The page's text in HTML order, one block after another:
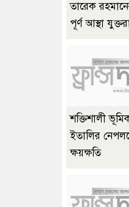
তারেক
পূর্ণ আস্থা
শক্তিশালী
ইতালির
ক্ষয়ক্ষতি